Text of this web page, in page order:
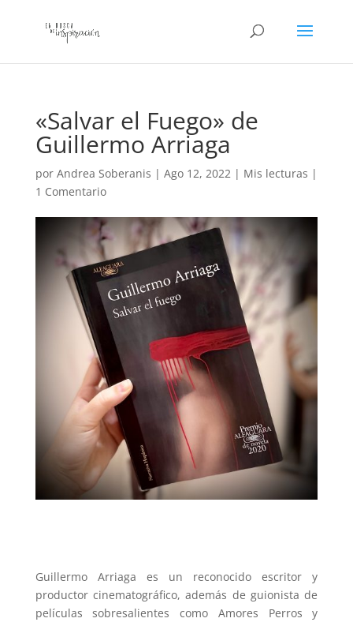
«Salvar el Fuego» de
Guillermo Arriaga
por Andrea Soberanis | Ago 12, 2022| Mis lecturas |
1 Comentario
Guillermo Arriaga es un reconocido escritor y
productor cinematográfico, además de guionista de
películas sobresalientes como Amores Perros y